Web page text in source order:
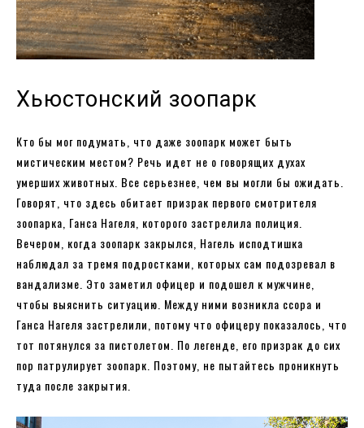
Хьюстонский зоопарк
Кто бы мог подумать, что даже зоопарк может быть
мистическим местом? Речь идет не о говорящих духах
умерших животных. Все серьезнее, чем вы могли бы ожидать.
Говорят, что здесь обитает призрак первого смотрителя
зоопарка, Ганса Нагеля, которого застрелила полиция.
Вечером, когда зоопарк закрылся, Нагель исподтишка
наблюдал за тремя подростками, которых сам подозревал в
вандализме. Это заметил офицер и подошел к мужчине,
чтобы выяснить ситуацию. Между ними возникла ссора и
Ганса Нагеля застрелили, потому что офицеру показалось, что
тот потянулся за пистолетом. По легенде, его призрак до сих
пор патрулирует зоопарк. Поэтому, не пытайтесь проникнуть
туда после закрытия.